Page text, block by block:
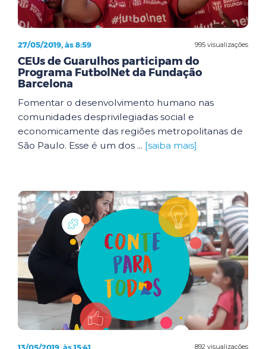
995 visualizações
27/05/2019, às 8:59
CEUs de Guarulhos participam do
Programa FutbolNet da Fundação
Barcelona
Fomentar o desenvolvimento humano nas
comunidades desprivilegiadas social e
economicamente das regiões metropolitanas de
São Paulo. Esse é um dos ... [saiba mais]
892 visualizações
13/05/2019, às 15:41